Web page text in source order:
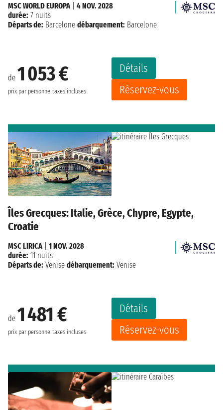
de 1 053 €
prix par personne taxes incluses
Détails
Réservez-vous
MSC WORLD EUROPA| 4 NOV. 2028
durée: 7 nuits
Départs de: Barcelone débarquement: Barcelone
Îles Grecques: Italie, Grèce, Chypre, Egypte,
Croatie
de 1 481 €
prix par personne taxes incluses
Détails
Réservez-vous
MSC LIRICA| 1 NOV. 2028
durée: 11 nuits
Départs de: Venise débarquement: Venise